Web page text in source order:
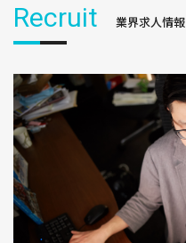
Recruit 業界求人情報